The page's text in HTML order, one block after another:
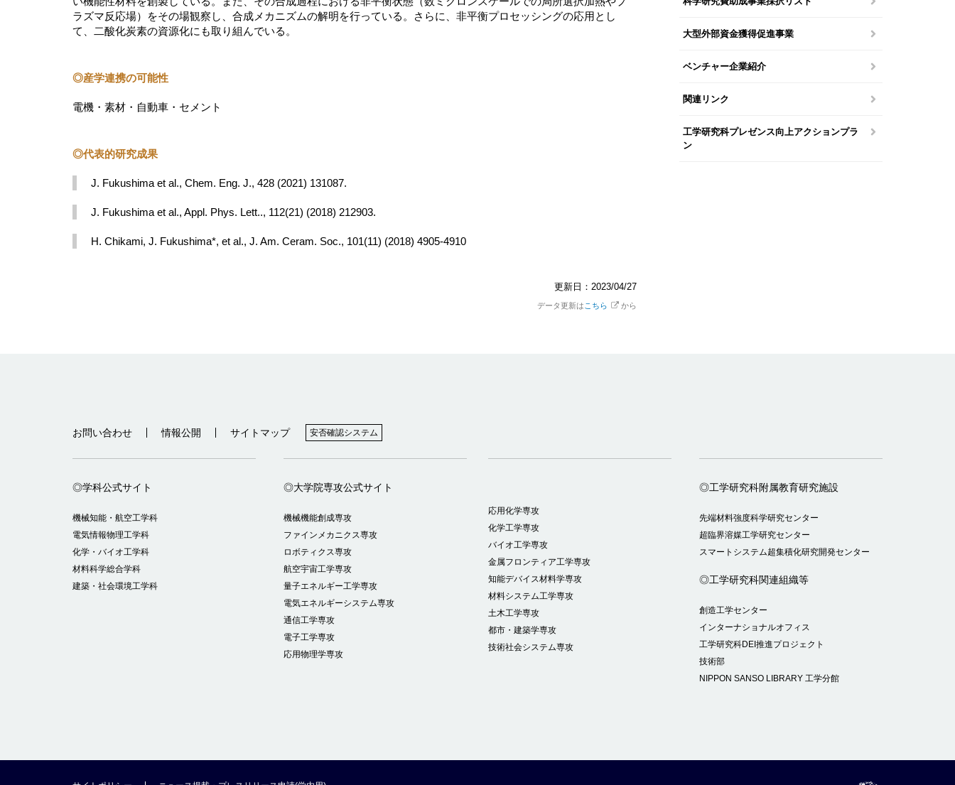
ラズマ反応場）をその場観察し、合成メカニズムの解明を行っている。さらに、非平衡プロセッシングの応用とし
て、二酸化炭素の資源化にも取り組んでいる。
◎産学連携の可能性
電機・素材・自動車・セメント
◎代表的研究成果
J. Fukushima et al., Chem. Eng. J., 428 (2021) 131087.
J. Fukushima et al., Appl. Phys. Lett.., 112(21) (2018) 212903.
H. Chikami, J. Fukushima*, et al., J. Am. Ceram. Soc., 101(11) (2018) 4905-4910
更新日：2023/04/27
データ更新は こちら から
大型外部資金獲得促進事業
ベンチャー企業紹介
関連リンク
工学研究科プレゼンス向上アクションプラ
ン
お問い合わせ 情報公開 サイトマップ 安否確認システム
◎学科公式サイト
機械知能・航空工学科
電気情報物理工学科
化学・バイオ工学科
材料科学総合学科
建築・社会環境工学科
◎大学院専攻公式サイト
機械機能創成専攻
ファインメカニクス専攻
ロボティクス専攻
航空宇宙工学専攻
量子エネルギー工学専攻
電気エネルギーシステム専攻
通信工学専攻
電子工学専攻
応用物理学専攻
応用化学専攻
化学工学専攻
バイオ工学専攻
金属フロンティア工学専攻
知能デバイス材料学専攻
材料システム工学専攻
土木工学専攻
都市・建築学専攻
技術社会システム専攻
◎工学研究科附属教育研究施設
先端材料強度科学研究センター
超臨界溶媒工学研究センター
スマートシステム超集積化研究開発センター
◎工学研究科関連組織等
創造工学センター
インターナショナルオフィス
工学研究科DEI推進プロジェクト
技術部
NIPPON SANSO LIBRARY 工学分館